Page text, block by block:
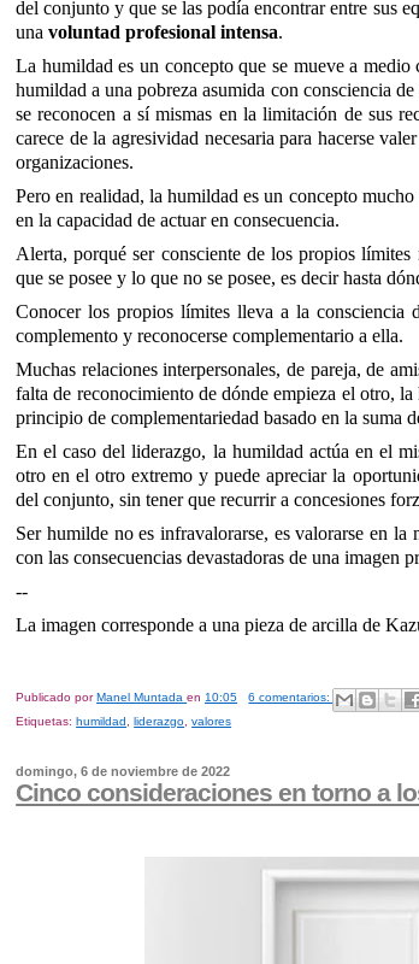
del conjunto y que se las podía encontrar entre sus
unavoluntad profesional intensa.
La humildad es un concepto que se mueve a
humildad a una pobreza asumida con consciencia
se reconocen a sí mismas en la limitación de sus
carece de la agresividad necesaria para hacerse
organizaciones.
Pero en realidad, la humildad es un concepto
en la capacidad de actuar en consecuencia.
Alerta, porqué ser consciente de los propios
que se posee y lo que no se posee, es decir hasta
Conocer los propios límites lleva a la
complemento y reconocerse complementario a ella.
Muchas relaciones interpersonales, de pareja, de
falta de reconocimiento de dónde empieza el otro,
principio de complementariedad basado en la suma
En el caso del liderazgo, la humildad actúa en el
otro en el otro extremo y puede apreciar la
del conjunto, sin tener que recurrir a concesiones
Ser humilde no es infravalorarse, es valorarse en
con las consecuencias devastadoras de una imagen
--
La imagen corresponde a una pieza de arcilla de
Publicado porManel Muntada en10:05
6 comentarios:
Etiquetas:humildad ,liderazgo ,valores
domingo, 6 de noviembre de 2022
Cinco consideraciones en torno a